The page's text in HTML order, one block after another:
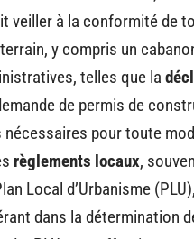
veiller à la conformité de
y compris un
telles que la
de permis de
nécessaires pour toute
règlements locaux,
Local d’Urbanisme
dans la détermination